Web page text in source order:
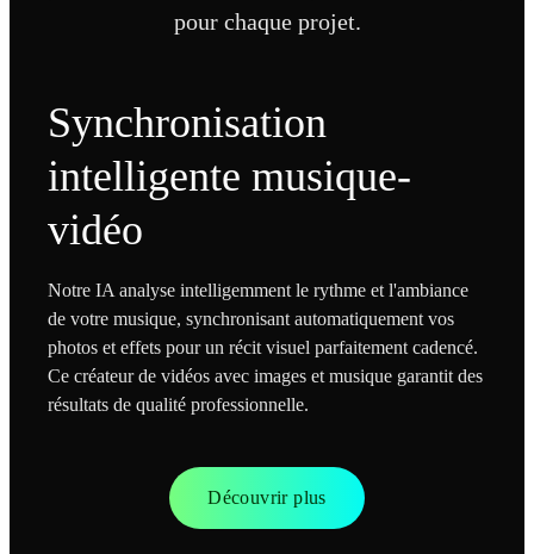
pour chaque projet.
Synchronisation
intelligente musique-
vidéo
Notre IA analyse intelligemment le rythme et l'ambiance
de votre musique, synchronisant automatiquement vos
photos et effets pour un récit visuel parfaitement cadencé.
Ce créateur de vidéos avec images et musique garantit des
résultats de qualité professionnelle.
Découvrir plus